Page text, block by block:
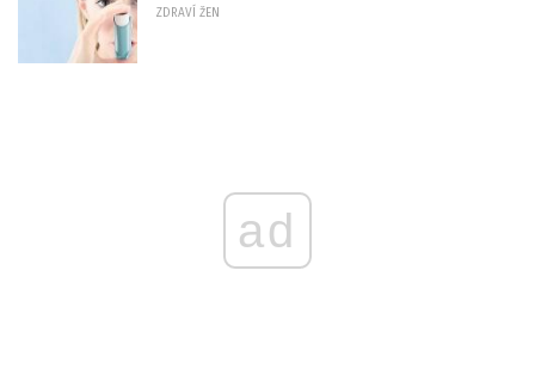
ZDRAVÍ ŽEN
ad